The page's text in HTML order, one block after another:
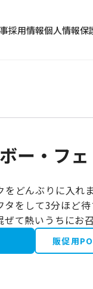
採用情報個人情報保
ー・フェ
どんぶりに入れま
をして3分ほど待
て熱いうちにお
販促用